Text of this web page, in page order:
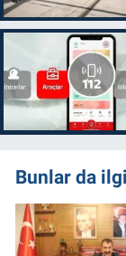
Bunlar da